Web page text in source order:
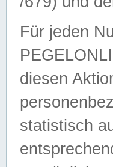
Für jeden
diesen
statistisch